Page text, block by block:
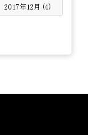
2017年12月 (4)